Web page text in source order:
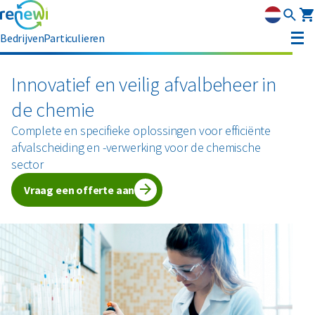
BedrijvenParticulieren
Afvalbeheer
Afvalbeheer
Afvalinzameling
Rolcontainers
Afzetcontainers
Ondergrondse containers
Inzamelmiddelen gevaarlijk afval
Interne inzamelmiddelen
Branches
Bouw
Soorten afval
Bouw- en sloopafval
Folie
Circulaire materialen
Glas
Hout
Metalen
Advies
Klantenservice
MyRenewi
Innovatief en veilig afvalbeheer in
de chemie
Complete en specifieke oplossingen voor efficiënte
afvalscheiding en -verwerking voor de chemische
sector
Vraag een offerte aan